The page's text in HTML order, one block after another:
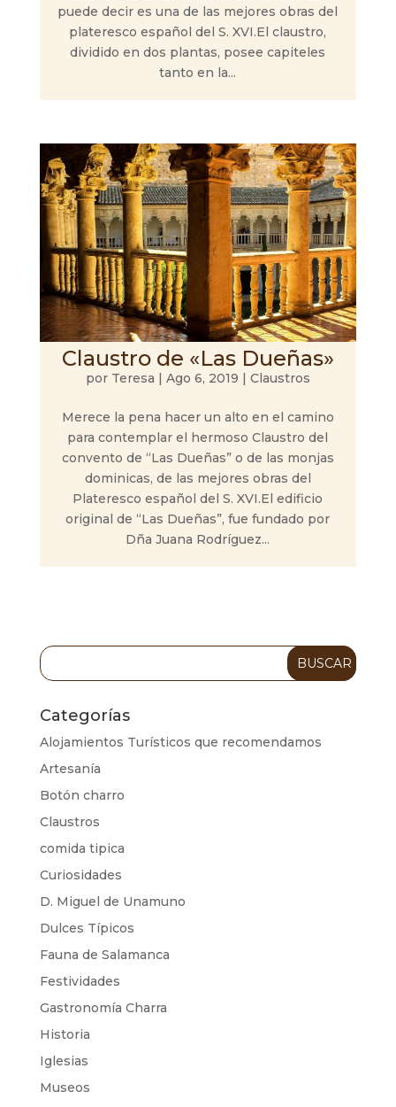
puede decir es una de las mejores obras del
plateresco español del S. XVI.El claustro,
dividido en dos plantas, posee capiteles
tanto en la...
Claustro de «Las Dueñas»
por Teresa | Ago 6, 2019 | Claustros
Merece la pena hacer un alto en el camino
para contemplar el hermoso Claustro del
convento de “Las Dueñas” o de las monjas
dominicas, de las mejores obras del
Plateresco español del S. XVI.El edificio
original de “Las Dueñas”, fue fundado por
Dña Juana Rodríguez...
Categorías
Alojamientos Turísticos que recomendamos
Artesanía
Botón charro
Claustros
comida tipica
Curiosidades
D. Miguel de Unamuno
Dulces Típicos
Fauna de Salamanca
Festividades
Gastronomía Charra
Historia
Iglesias
Museos